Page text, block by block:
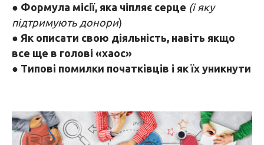
● Формула місії, яка чіпляє серце (і яку
підтримують донори)
● Як описати свою діяльність, навіть якщо
все ще в голові «хаос»
● Типові помилки початківців і як їх уникнути